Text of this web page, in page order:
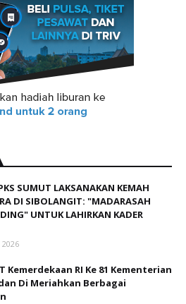
SUMUT LAKSANAKAN KEMAH
DI SIBOLANGIT: "MADARASAH
UNTUK LAHIRKAN KADER
Kemerdekaan RI Ke 81 Kementerian
Di Meriahkan Berbagai